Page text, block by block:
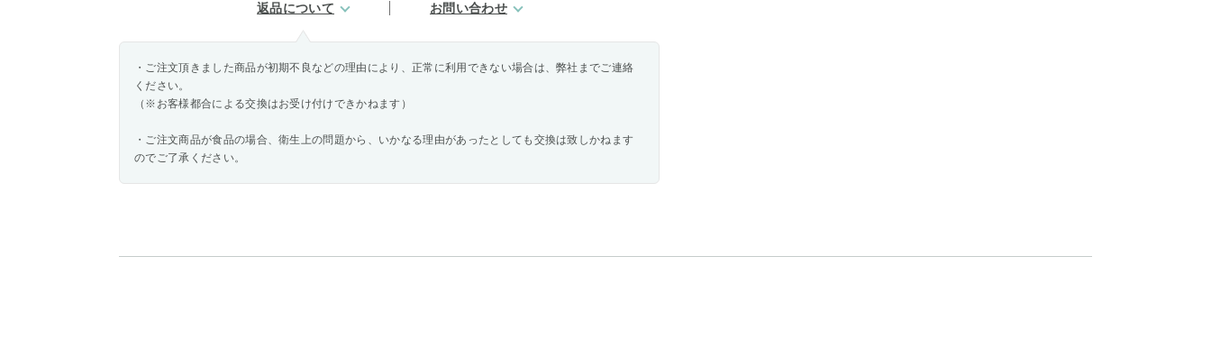
返品について お問い合わせ
・ご注文頂きました商品が初期不良などの理由により、正常に利用できない場合は、弊社までご連絡
ください。
（※お客様都合による交換はお受け付けできかねます）
・ご注文商品が食品の場合、衛生上の問題から、いかなる理由があったとしても交換は致しかねます
のでご了承ください。